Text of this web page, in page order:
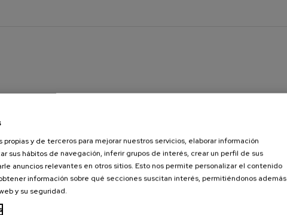
propias y de terceros para mejorar nuestros servicios, elaborar información
sus hábitos de navegación, inferir grupos de interés, crear un perfil de sus
anuncios relevantes en otros sitios. Esto nos permite personalizar el contenido
información sobre qué secciones suscitan interés, permitiéndonos además
y su seguridad.